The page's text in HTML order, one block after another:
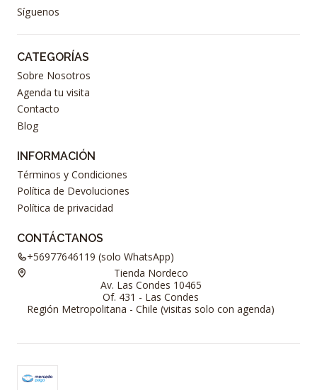
Síguenos
CATEGORÍAS
Sobre Nosotros
Agenda tu visita
Contacto
Blog
INFORMACIÓN
Términos y Condiciones
Política de Devoluciones
Política de privacidad
CONTÁCTANOS
+56977646119 (solo WhatsApp)
Tienda Nordeco
Av. Las Condes 10465
Of. 431 - Las Condes
Región Metropolitana - Chile (visitas solo con agenda)